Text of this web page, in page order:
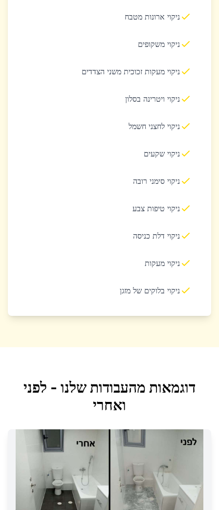
ניקוי ארונות מטבח
ניקוי משקופים
ניקוי מעקות זכוכית משני הצדדים
ניקוי ויטרינה בסלון
ניקוי לחצני חשמל
ניקוי שקעים
ניקוי סימני רובה
ניקוי טיפות צבע
ניקוי דלת כניסה
ניקוי מעקות
ניקוי בלוקים של מזגן
דוגמאות מהעבודות שלנו - לפני
ואחרי